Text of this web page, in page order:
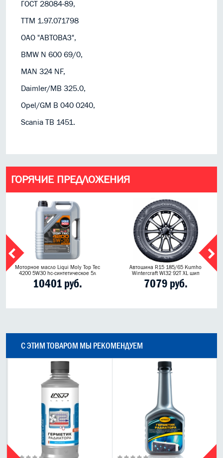
ГОСТ 28084-89,
TTM 1.97.071798
ОАО "АВТОВАЗ",
BMW N 600 69/0,
MAN 324 NF,
Daimler/MB 325.0,
Opel/GM B 040 0240,
Scania TB 1451.
ГОРЯЧИЕ ПРЕДЛОЖЕНИЯ
Моторное масло Liqui Moly Top Tec
4200 5W30 hc-синтетическое 5л
10401 руб.
Автошина R15 185/65 Kumho
Wintercraft WI32 92T XL шип
7079 руб.
С ЭТИМ ТОВАРОМ МЫ РЕКОМЕНДУЕМ